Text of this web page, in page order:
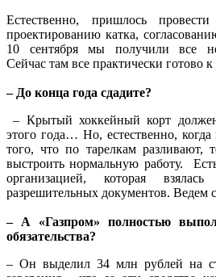
Естественно, пришлось
проектированию катка,
10 сентября мы получили все
Сейчас там все практически готово
– До конца года сдадите?
– Крытый хоккейный корт
этого года… Но, естественно,
того, что по тарелкам
выстроить нормальную работу.
организацией, которая
разрешительных документов. Ведем
– А «Газпром» полностью
обязательства?
– Он выделил 34 млн рублей на